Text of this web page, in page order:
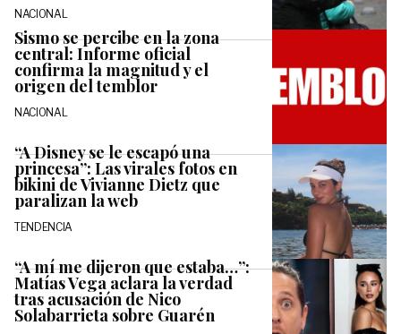
NACIONAL
Sismo se percibe en la zona
central: Informe oficial
confirma la magnitud y el
origen del temblor
NACIONAL
“A Disney se le escapó una
princesa”: Las virales fotos en
bikini de Vivianne Dietz que
paralizan la web
TENDENCIA
“A mí me dijeron que estaba…”:
Matías Vega aclara la verdad
tras acusación de Nico
Solabarrieta sobre Guarén